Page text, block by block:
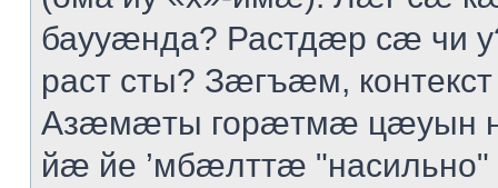
баууӕнда? Растдӕр сӕ чи
раст сты? Зӕгъӕм,
Азӕмӕты горӕтмӕ
йӕ йе ’мбӕлттӕ "насильно"